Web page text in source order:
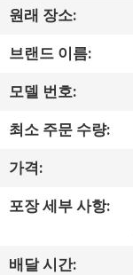
제
품
회
Rubber
and
(Hebei)
Rights
Developed
원래 장소:
브랜드 이름:
모델 번호:
최소 주문 수량:
가격:
포장 세부 사항:
배달 시간: